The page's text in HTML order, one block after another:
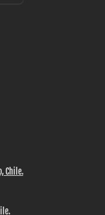
Chile.